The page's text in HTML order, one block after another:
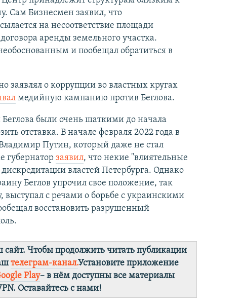
Сам Бизнесмен заявил, что
на несоответствие площади
аренды земельного участка.
и пообещал обратиться в
заявлял о коррупции во властных кругах
медийную кампанию против Беглова.
Беглова были очень шаткими до начала
отставка. В начале февраля 2022 года в
Путин, который даже не стал
губернатор заявил, что некие "влиятельные
властей Петербурга. Однако
Беглов упрочил свое положение, так
выступал с речами о борьбе с украинскими
восстановить разрушенный
сайт. Чтобы продолжить читать публикации
телеграм-канал.Установите приложение
Play– в нём доступны все материалы
Оставайтесь с нами!